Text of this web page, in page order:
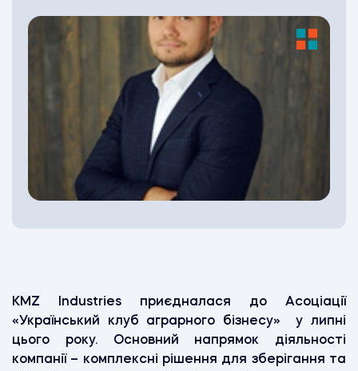
KMZ Industries приєдналася до Асоціації
«Український клуб аграрного бізнесу» у липні
цього року. Основний напрямок діяльності
компанії – комплексні рішення для зберігання та